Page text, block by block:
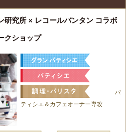
研究所 × レコールバンタン コラボ
クショップ
パ
ティシエ＆カフェオーナー専攻